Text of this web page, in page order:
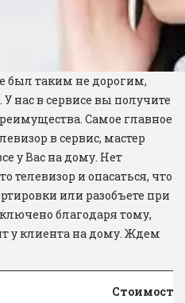
был таким не дорогим,
нас в сервисе вы получите
Самое главное
в сервис, мастер
у Вас на дому. Нет
телевизор и опасаться, что
или разобъете при
благодаря тому,
у клиента на дому. Ждем
Стоимость